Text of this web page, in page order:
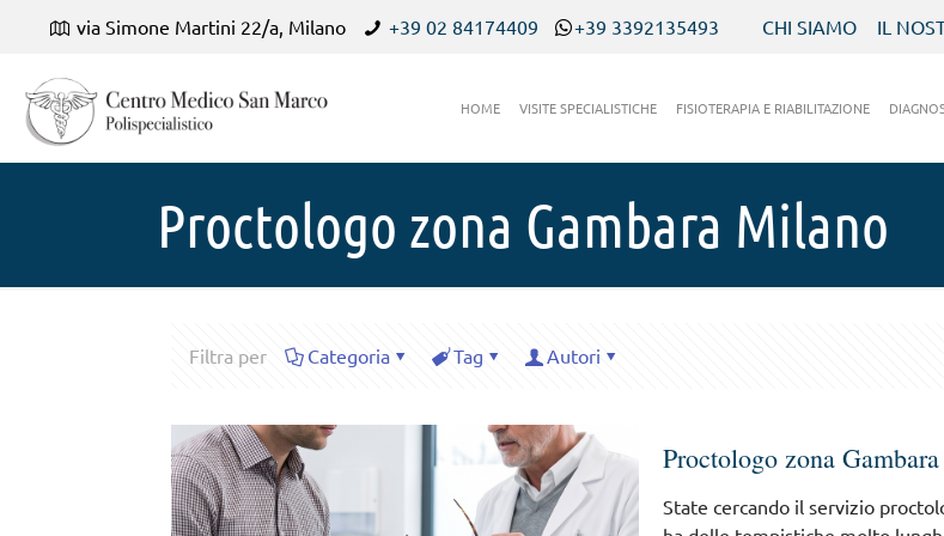
via Simone Martini 22/a, Milano +39 02 84174409 +39 3392135493 CHI SIAMO IL
HOME VISITE SPECIALISTICHE FISIOTERAPIA E RIABILITAZIONE
Proctologo zona Gambara Milano
Filtra per Categoria Tag Autori
Proctologo zona
State cercando il servizio